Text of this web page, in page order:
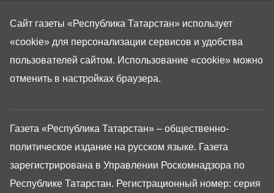
Газета «Республика Татарстан» – общественно-
политическое издание на русском языке. Газета
зарегистрирована в Управлении Роскомнадзора по
Республике Татарстан. Регистрационный номер: серия
Сайт газеты «Республика Татарстан» использует
«cookie» для персонализации сервисов и удобства
пользователей сайтом. Использование «cookie» можно
отменить в настройках браузера.